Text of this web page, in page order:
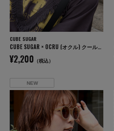
CUBE SUGAR
CUBE SUGAR × OCRU (オクル) クールリング
¥2,200 （税込）
NEW